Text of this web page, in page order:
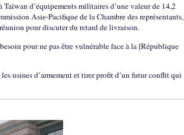
d’équipements militaires d’une valeur de 14,2
Asie-Pacifique de la Chambre des représentants,
pour discuter du retard de livraison.
pour ne pas être vulnérable face à la [République
usines d’armement et tirer profit d’un futur conflit qui